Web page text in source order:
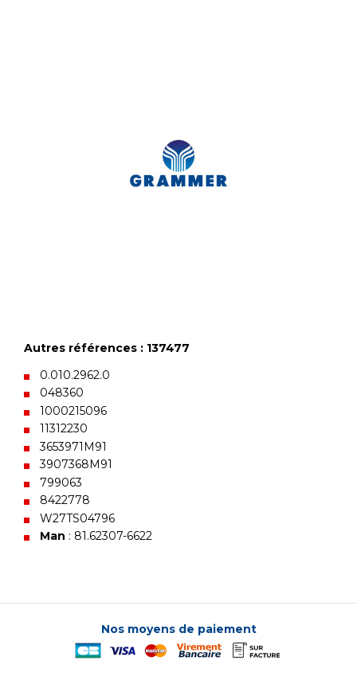
Autres références : 137477
0.010.2962.0
048360
1000215096
11312230
3653971M91
3907368M91
799063
8422778
W27TS04796
Man : 81.62307-6622
Nos moyens de paiement